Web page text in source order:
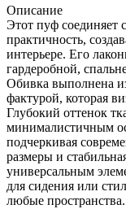
Описание
Этот пуф соединяет
практичность,
интерьере. Его
гардеробной,
Обивка выполнена
фактурой, которая
Глубокий оттенок
минималистичным
подчеркивая
размеры и
универсальным
для сидения или
любые пространства.